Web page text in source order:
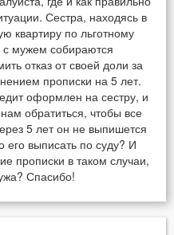
Сестра, находясь в
квартиру по льготному
с мужем собираются
отказ от своей доли за
прописки на 5 лет.
оформлен на сестру, и
обратиться, чтобы все
5 лет он не выпишется
выписать по суду? И
прописки в таком случаи,
Спасибо!